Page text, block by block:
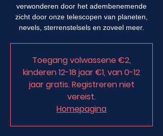
verwonderen door het adembenemende
zicht door onze telescopen van planeten,
nevels, sterrenstelsels en zoveel meer.
Toegang volwassene €2,
kinderen 12-18 jaar €1, van 0-12
jaar gratis. Registreren niet
vereist.
Homepagina